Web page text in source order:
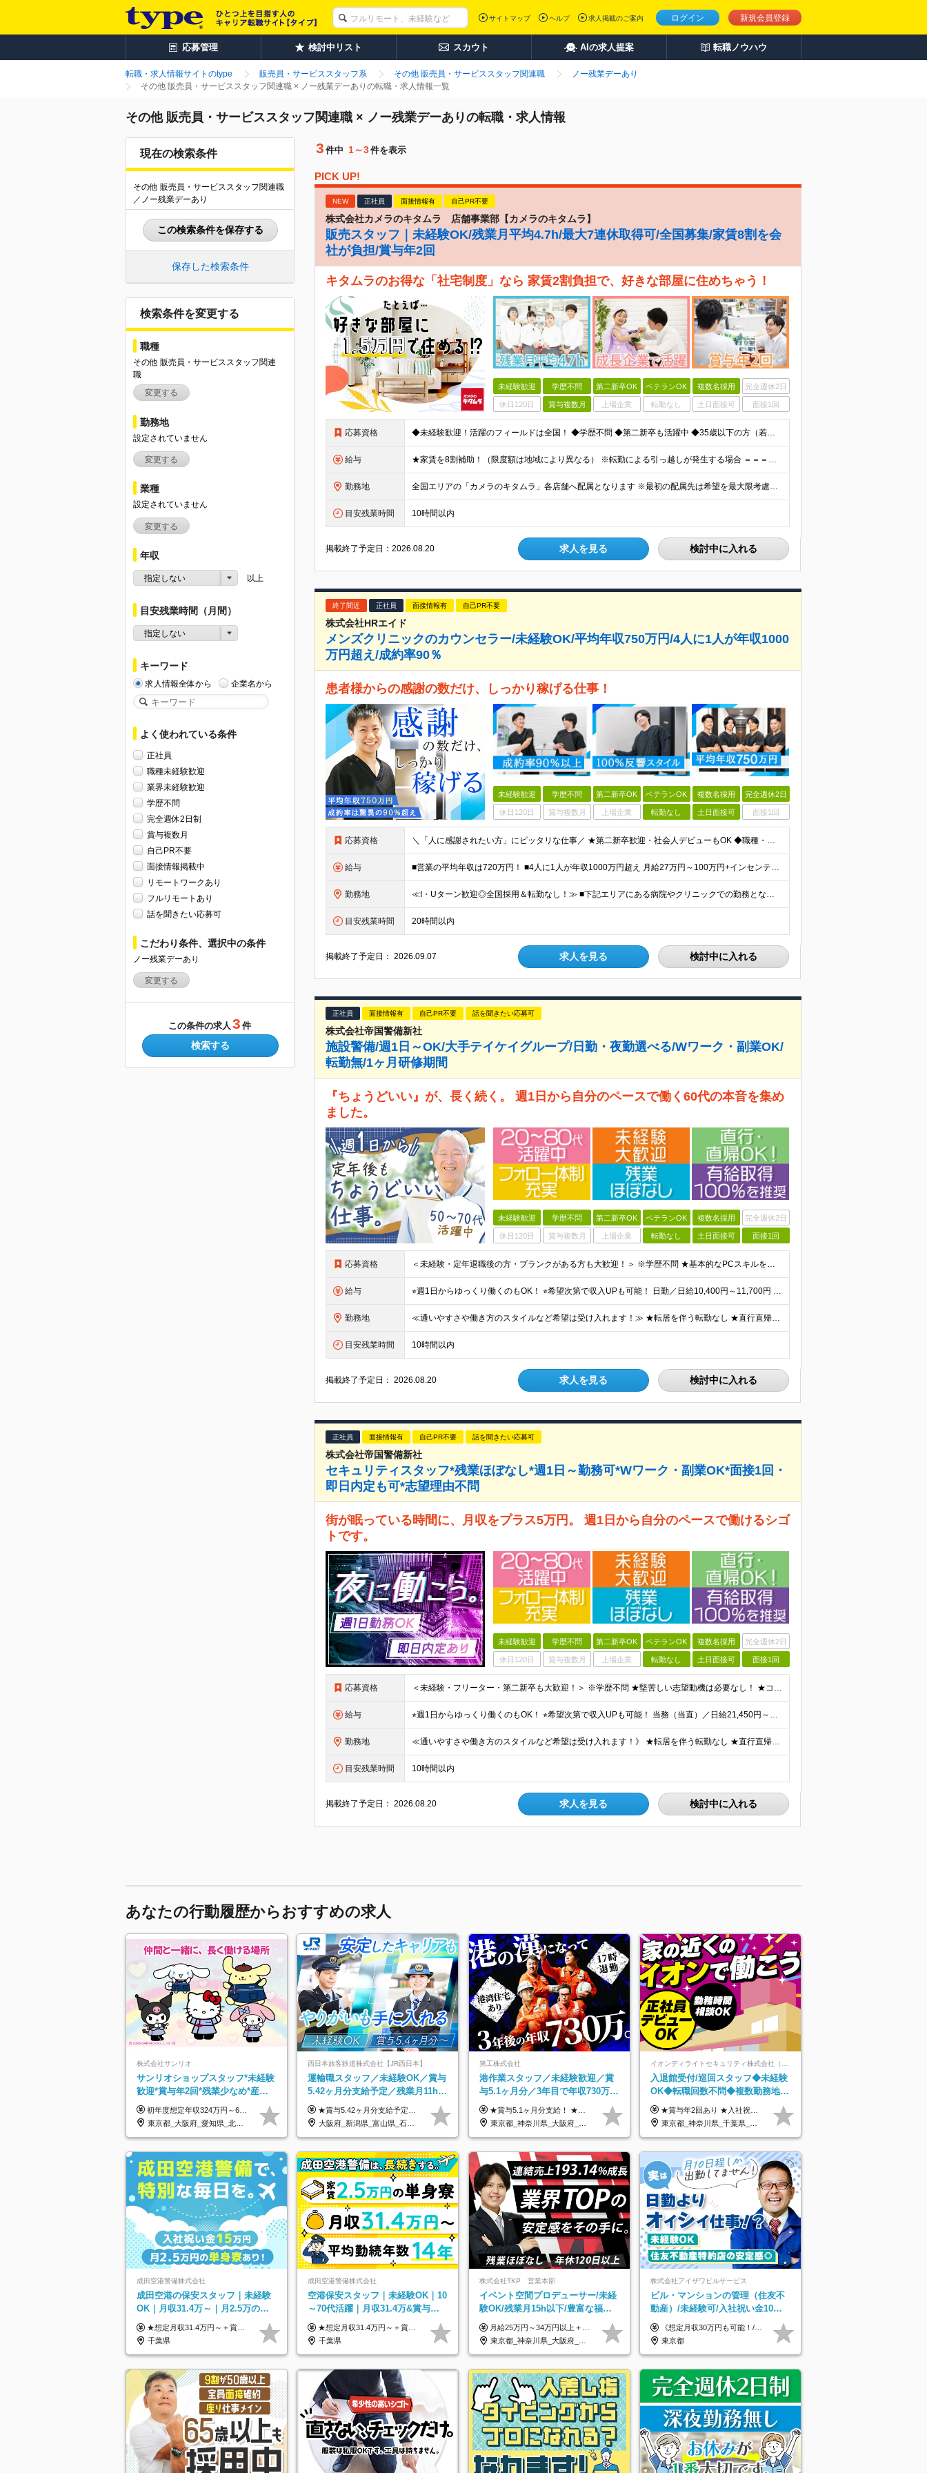
ログイン 新規会員登録
サイトマップ ヘルプ 求人掲載のご案内
応募管理 検討中リスト スカウト AIの求人提案 転職ノウハウ
転職・求人情報サイトのtype 販売員・サービススタッフ系 その他 販売員・サービススタッフ関連職
ノー残業デーあり
その他 販売員・サービススタッフ関連職 × ノー残業デーありの転職・求人情報一覧
その他 販売員・サービススタッフ関連職 × ノー残業デーありの転職・求人情報
現在の検索条件
その他 販売員・サービススタッフ関連職
／ノー残業デーあり
この検索条件を保存する
保存した検索条件
検索条件を変更する
職種
その他 販売員・サービススタッフ関連
職
変更する
勤務地
設定されていません
変更する
業種
設定されていません
変更する
年収
指定しない 以上
目安残業時間（月間）
指定しない
キーワード
求人情報全体から 企業名から
よく使われている条件
正社員
職種未経験歓迎
業界未経験歓迎
学歴不問
完全週休2日制
賞与複数月
自己PR不要
面接情報掲載中
リモートワークあり
フルリモートあり
話を聞きたい応募可
こだわり条件、選択中の条件
ノー残業デーあり
変更する
この条件の求人 3 件
検索する
3 件中 1～3件を表示
PICK UP!
NEW 正社員 面接情報有 自己PR不要
株式会社カメラのキタムラ 店舗事業部【カメラのキタムラ】
販売スタッフ｜未経験OK/残業月平均4.7h/最大7連休取得可/全国募集/家賃8割を会
社が負担/賞与年2回
キタムラのお得な「社宅制度」なら 家賃2割負担で、好きな部屋に住めちゃう！
未経験歓迎 学歴不問 第二新卒OK ベテランOK 複数名採用 完全週休2日
休日120日 賞与複数月 上場企業 転勤なし 土日面接可 面接1回
応募資格 ◆未経験歓迎！活躍のフィールドは全国！ ◆学歴不問 ◆第二新卒も活躍中 ◆35歳以下の方（若年層の長期キャリア形成を図るため）
給与 ★家賃を8割補助！（限度額は地域により異なる） ※転勤による引っ越しが発生する場合 ＝＝＝＝＝＝＝＝＝＝＝＝＝＝＝＝＝＝＝＝＝＝＝ 例えば、家賃7.5万円なら6万円は会社で負担。 あなたが支払うのは、
勤務地 全国エリアの「カメラのキタムラ」各店舗へ配属となります ※最初の配属先は希望を最大限考慮した上で決定します ▼詳しい勤務地住所は下記URLをご確認ください。 https://sss.kitamur
目安残業時間 10時間以内
掲載終了予定日：2026.08.20 求人を見る 検討中に入れる
終了間近 正社員 面接情報有 自己PR不要
株式会社HRエイド
メンズクリニックのカウンセラー/未経験OK/平均年収750万円/4人に1人が年収1000
万円超え/成約率90％
患者様からの感謝の数だけ、しっかり稼げる仕事！
未経験歓迎 学歴不問 第二新卒OK ベテランOK 複数名採用 完全週休2日
休日120日 賞与複数月 上場企業 転勤なし 土日面接可 面接1回
応募資格 ＼「人に感謝されたい方」にピッタリな仕事／ ★第二新卒歓迎・社会人デビューもOK ◆職種・業種未経験OK ◆学歴不問 ★特別なスキルはいりません メンバーに共通しているのは、「何事にも素直に取り組め
給与 ■営業の平均年収は720万円！ ■4人に1人が年収1000万円超え 月給27万円～100万円+インセンティブ(平均月20～40万円程) ＜インセンティブ制度について＞ 当社では創業以来、頑張ったら
勤務地 ≪I・Uターン歓迎◎全国採用＆転勤なし！≫ ■下記エリアにある病院やクリニックでの勤務となります。 ※ご自宅からクリニックへは直行直帰です ＼★マークのついている店舗で積極採用実施中！／ 【関東エリ
目安残業時間 20時間以内
掲載終了予定日：2026.09.07 求人を見る 検討中に入れる
正社員 面接情報有 自己PR不要 話を聞きたい応募可
株式会社帝国警備新社
施設警備/週1日～OK/大手テイケイグループ/日勤・夜勤選べる/Wワーク・副業OK/
転勤無/1ヶ月研修期間
『ちょうどいい』が、長く続く。 週1日から自分のペースで働く60代の本音を集め
ました。
未経験歓迎 学歴不問 第二新卒OK ベテランOK 複数名採用 完全週休2日
休日120日 賞与複数月 上場企業 転勤なし 土日面接可 面接1回
応募資格 ＜未経験・定年退職後の方・ブランクがある方も大歓迎！＞ ※学歴不問 ★基本的なPCスキルをお持ちの方は歓迎します！ ★コミュニケーションが得意でない方でも大丈夫！ ★専門知識は不要、丁寧に指導しま
給与 ⭐︎週1日からゆっくり働くのもOK！ ⭐︎希望次第で収入UPも可能！ 日勤／日給10,400円～11,700円 当務（当直）／日給21,450円～24,700円 長夜勤／日給13,650円～15,2
勤務地 ≪通いやすさや働き方のスタイルなど希望は受け入れます！≫ ★転居を伴う転勤なし ★直行直帰が基本 ★駅チカ・オープニング案件も多数 ・希望に応じて東京都内近郊、ほか神奈川・千葉・埼玉も含め、配属先を
目安残業時間 10時間以内
掲載終了予定日：2026.08.20 求人を見る 検討中に入れる
正社員 面接情報有 自己PR不要 話を聞きたい応募可
株式会社帝国警備新社
セキュリティスタッフ*残業ほぼなし*週1日～勤務可*Wワーク・副業OK*面接1回・
即日内定も可*志望理由不問
街が眠っている時間に、月収をプラス5万円。 週1日から自分のペースで働けるシゴ
トです。
未経験歓迎 学歴不問 第二新卒OK ベテランOK 複数名採用 完全週休2日
休日120日 賞与複数月 上場企業 転勤なし 土日面接可 面接1回
応募資格 ＜未経験・フリーター・第二新卒も大歓迎！＞ ※学歴不問 ★堅苦しい志望動機は必要なし！ ★コミュ力に自信がなくてもOK！ ★特別な資格や専門知識は必要ありません！ 【こんな想いをお持ちの方はぜひ
給与 ⭐︎週1日からゆっくり働くのもOK！ ⭐︎希望次第で収入UPも可能！ 当務（当直）／日給21,450円～24,700円 長夜勤／日給13,650円～15,275円 ※支給方法※ 15日締め、25日
勤務地 ≪通いやすさや働き方のスタイルなど希望は受け入れます！》 ★転居を伴う転勤なし ★直行直帰が基本 ★駅チカ・オープニング案件も多数 ・希望に応じて東京都内近郊、ほか神奈川・千葉・埼玉も含め、配属先を
目安残業時間 10時間以内
掲載終了予定日：2026.08.20 求人を見る 検討中に入れる
あなたの行動履歴からおすすめの求人
株式会社サンリオ
サンリオショップスタッフ*未経験
歓迎*賞与年2回*残業少なめ*産育
休取得実績豊富*可愛い制服*社割
有
初年度想定年収324万円～690万円！ ◆全国一律 月給230,000円～＋賞与＋通勤手当＋役職手当＋時間外手当 《手当充実！》 ＊昇給/年1回 ＊賞与/年2回（7月/12月） ＊通勤手当：交通費支給（規定あり） ＊時間外手当 ＊販売職手当 ＊役職手当 《キャリアパス》 ▼店長（32歳）／年収400万円 ▼トレーナー（37歳）／年収500万円 ▼SV（40歳）／年収570万円 ※SVとして活躍された場合、574万円以上に昇給も目指せます。 日頃のお店での頑張りをしっかり評価する体制を整えており、 ご自身の努力次第で昇給する制度を用意しています！ 《ゆくゆくは・・・》 ■店舗スタッフをとりまとめ、お店づくりを主体で行う店長へ ■複数店舗を統括するトレーナーへとキャリアアップ ■様々な規模の店舗を経験しSVとして活躍した後は、本社の教育担当や店舗支援を担う本部スタッフとして活躍いただけます。 ※経験・能力を考慮の上、当社規定により優遇いたします。 ※入社日から6カ月間の試用期間あり。その間の待遇に差異はありません。
東京都_大阪府_愛知県_北海道_栃木県_静岡県_兵庫県_京都府_福岡県
西日本旅客鉄道株式会社【JR西日本】
運輸職スタッフ／未経験OK／賞与
5.42ヶ月分支給予定／残業月11h程
／年休119日+有給平均18.7日
★賞与5.42ヶ月分支給予定あり！ （大卒以上）月給24万1,692円～39万5,780円＋各種手当＋賞与2回 （高卒以上）月給22万2,662円～39万5,780円＋各種手当＋賞与2回 ※上記は2025年度新卒支払額（京阪神地区）となります ※勤務地・学歴で異なり、ご経験・能力等をふまえた金額を加算します ※残業代は別途全額支給します ※当社規程に基づき決定します ※試用期間あり（3ヶ月／待遇に変更はありません） ※基本給以外の諸手当として扶養・職務・時間外・通勤手当等を支給します ※京阪神地区以外の勤務地の場合 月給（大卒）23万0,706円～／月給（高卒）21万2,541円～となります
大阪府_新潟県_富山県_石川県_福井県_三重県_兵庫県_京都府_滋賀県_奈良県_和歌山県_広島県_岡山県_鳥取県_島根県_山口県_福岡県
第工株式会社
港作業スタッフ／未経験歓迎／賞
与5.1ヶ月分／3年目で年収730万円
も可／食事手当あり／年休120日以
上
★賞与5.1ヶ月分支給！ ★入社3年目・30代で年収730万円の先輩も活躍中！ ★入社1年目・20代で月収29万円の実績あり 月給：22.5万円～30.5万円＋各種手当＋賞与年2回＋残業代全額支給 ※経験・能力などを考慮のうえ決定します ※上記月給には食事手当(5000円／月）を含みます ※残業代は分単位で100％支給いたします ※試用期間3ヶ月。その間の給与・待遇に差異はありません 【月収例】 ◆33.5万円／31歳 入社7か月 ◆38.5万円／32歳 入社1年目 ◆48.4万円／44歳 入社12年目 ※経験・能力などを考慮のうえ決定 ※月収・給与例には休日手当も含みます 【手当詳細】 ◆交通費規定支給（上限3万5000円／月） ◆時間外手当全額支給 ◆休日出勤手当 ◆港湾住宅あり（1R・2万円台～） ◆資格取得支援制度：全額負担 ◆地域手当：関東地区1万円／月
東京都_神奈川県_大阪府_愛知県_兵庫県
入退館受付/巡回スタッフ◆未経験
OK◆転職回数不問◆複数勤務地で
募集中◆ブランクありOK◆室内業
務がメイン
★賞与年2回あり ★入社祝い金3万円支給 ★出産祝い金や育児支援金などの手当も充実！ ≪給与モデル≫ 【東京】基本給27万2780円/月給＋時間外手当（25h） 【愛知】基本給25万4990円/月給＋時間外手当（25h） 【大阪】基本給25万4990円/月給＋時間外手当（25h） 【福岡】基本給23万7200円/月給＋時間外手当（25h） -------------- ▽各地の給与は下記をご確認ください！ ■北海道 月給20万円～ ■東北 月給20万円～ ■北関東 埼玉／月給22万5000円～ 茨城・群馬・新潟／月給20万円～ ■南関東 東京・神奈川／月給23万円～ 千葉／月給22万5000円～ 山梨／月給20万円～ ■中部 愛知／月給21万5000円～ 長野・岐阜・三重／月給20万円～ ■関西 大阪／月給21万5000円～ 京都・兵庫／月給21万円～ 滋賀・奈良／月給20万円～ ■中四国 岡山・山口・四国・広島／月給20万円～ ■九州 福岡・鹿児島・長崎／月給20万円～
東京都_神奈川県_千葉県_北海道_福島県_長野県_岐阜県_三重県_京都府_福岡県
成田空港警備株式会社
成田空港の保安スタッフ｜未経験
OK｜月収31.4万～｜月2.5万の単
身寮｜住宅手当&家族手当｜入社
祝い金15万
★想定月収31.4万円～＋賞与年2回（59万円以上） ★入社お祝い金15万円支給 ★水道+光熱費無料の家賃がリーズナブルな社員寮(単身寮)あり！ ★住宅手当&家族手当あり 月給24万5000円以上(基本給21万1000円＋業務別手当35,000円)＋賞与年2回（賞与支給額：59万円以上を想定）＋残業代全額 ※みなし残業なし！残業代は全額支給します。 ※資格手当・深夜手当など、様々な手当をご用意しています。 ※入社お祝い金は１か月経過後、3ヶ月経過後、6ヶ月経過後に各5万円ずつ給与に加算して支給いたします。 ※指定の検定資格をお持ちの方には別途手当を支給します。入社後に取得した場合は給与に加算し支給します。 ・施設警備 1級7,000円 2級4,000円 ・交通誘導 1級7,000円 2級4,000円 ・雑踏警備 1級7,000円 2級4,000円 など
千葉県
成田空港警備株式会社
空港保安スタッフ｜未経験OK｜10
～70代活躍｜月収31.4万&賞与年2
回｜家族・住宅手当｜光熱費0円の
単身寮
★想定月収31.4万円～＋賞与年2回（59万円以上） ★入社お祝い金15万円支給 ★水道+光熱費無料の家賃がリーズナブルな社員寮(単身寮)あり！ 月給24万5000円以上(基本給21万1000円＋業務別手当35,000円)＋賞与年2回（賞与支給額：59万円以上を想定）＋残業代全額 ※みなし残業なし！残業代は全額支給します。 ※資格手当・深夜手当など、様々な手当をご用意しています。 ※入社お祝い金は１か月経過後、3ヶ月経過後、6ヶ月経過後に各5万円ずつ給与に加算して支給いたします。 ※指定の検定資格をお持ちの方には別途手当を支給します。入社後に取得した場合は給与に加算し支給します。 ・施設警備 1級7,000円 2級4,000円 ・交通誘導 1級7,000円 2級4,000円 ・雑踏警備 1級7,000円 2級4,000円 など
千葉県
株式会社TKP 営業本部
イベント空間プロデューサー/未経
験OK/残業月15h以下/豊富な福利
厚生/全国募集/平均有給取得日数
14.9日
月給25万円～34万円以上＋各種手当＋残業代＋賞与年2回（昨年度2～4ヶ月分） 初年度想定年収：350万円～ ＜クラス・経験別の月給目安＞ ■メンバークラス：月給25万円以上 ■店長やSVなどのマネジメント経験者：月給30万円～スタート可 ■リーダークラス：月給34万円以上 ※月給は配属エリア・経験・能力を考慮して決定します（前職の経験・収入をお聞かせください）。 ※上記にはみなし残業手当20～30時間分（メンバー：3万1134円以上、経験5年以上：5万2448円以上、リーダー：5万9441円以上）を含みます。 ※超過分は別途支給いたします。
東京都_神奈川県_大阪府_愛知県_北海道_宮城県_静岡県_京都府_広島県_福岡県
株式会社アイザワビルサービス
ビル・マンションの管理（住友不
動産）/未経験可/入社祝い金10万
円/月収30万円可/40～50代活
躍/S102
《想定月収30万円も可能！/想定年収380万円》 ■月給24万5000円以上＋賞与年2回(2カ月/2025年実績)＋時間外手当＋資格手当＋役職手当＋交通費 ………… ≪昇給、賞与、および各種諸手当について≫ ◇入社お祝い金（10万円 ※3カ月精勤後支給） ◇昇給/年1回 ◇賞与/年2回(2カ月/2025年実績) ◇時間外手当 ◇資格手当 └・ビル設備管理技能士1級（1万円/月） ・ビル設備管理技能士2級（5000円/月） ・建築物環境衛生管理技術者（1万円/月） ・防火管理技能者（3000円/月） ・消防設備士乙4類（3000円/月） 他 ◇役職手当 └・班長/サブリーダー/リーダー（5000円～2万円/月） ◇物件手当（最大2万円 ※物件により異なる） ◇退職金あり ※経験・年齢・能力を考慮した上、当社規定により優遇いたします。 ※3カ月の試用期間あり。その間の給与や福利厚生に差異はありません。 《モデル年収》 ・入社1年/35歳：年収380万円 ・入社3年/38歳：年収400万円
東京都